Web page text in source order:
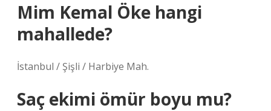
Mim Kemal Öke hangi
mahallede?
İstanbul / Şişli / Harbiye Mah.
Saç ekimi ömür boyu mu?